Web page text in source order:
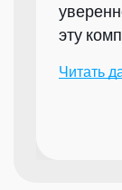
эту
Читать